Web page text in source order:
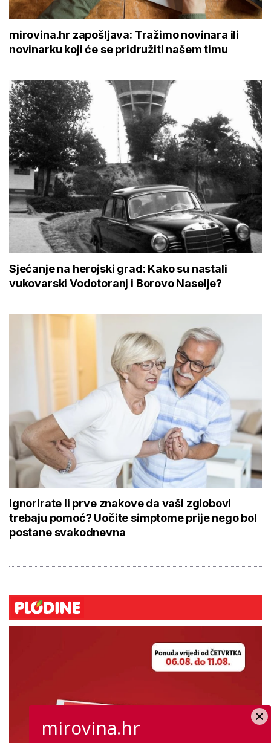
mirovina.hr zapošljava: Tražimo novinara ili
novinarku koji će se pridružiti našem timu
Sjećanje na herojski grad: Kako su nastali
vukovarski Vodotoranj i Borovo Naselje?
Ignorirate li prve znakove da vaši zglobovi
trebaju pomoć? Uočite simptome prije nego bol
postane svakodnevna
mirovina.hr